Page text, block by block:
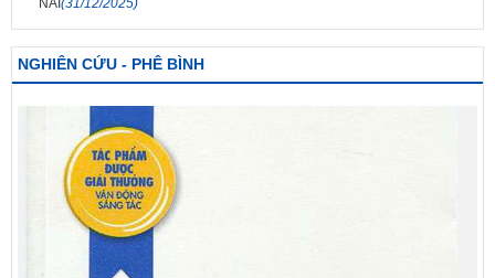
NGHIÊN CỨU - PHÊ BÌNH